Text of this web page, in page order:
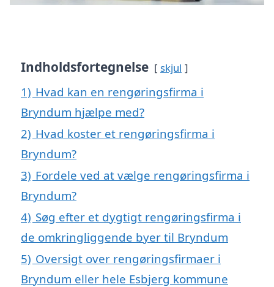
Indholdsfortegnelse skjul
1) Hvad kan en rengøringsfirma i
Bryndum hjælpe med?
2) Hvad koster et rengøringsfirma i
Bryndum?
3) Fordele ved at vælge rengøringsfirma i
Bryndum?
4) Søg efter et dygtigt rengøringsfirma i
de omkringliggende byer til Bryndum
5) Oversigt over rengøringsfirmaer i
Bryndum eller hele Esbjerg kommune